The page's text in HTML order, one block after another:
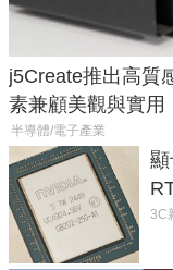
j5Create推出高質
素兼顧美觀與實用
半導體/電子產業
體
3C